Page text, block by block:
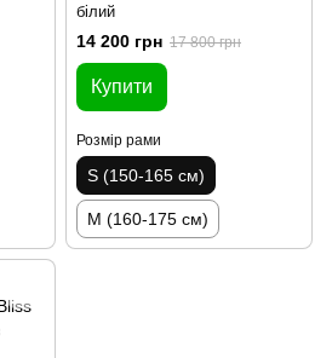
білий
14 200 грн 17 800 грн
Купити
Розмір рами
S (150-165 см)
M (160-175 см)